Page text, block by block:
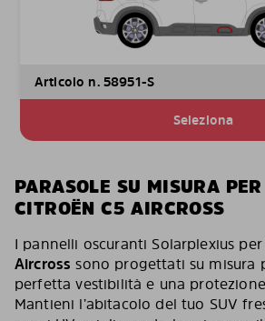
Articolo n. 58951-S
Seleziona
PARASOLE SU MISURA
CITROËN C5 AIRCROSS
I pannelli oscuranti Solarplexius
Aircross sono progettati su misura
perfetta vestibilità e una
Mantieni l’abitacolo del tuo SUV